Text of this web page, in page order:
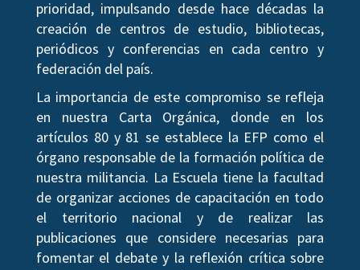
prioridad, impulsando desde hace décadas la
creación de centros de estudio, bibliotecas,
periódicos y conferencias en cada centro y
federación del país.
La importancia de este compromiso se refleja
en nuestra Carta Orgánica, donde en los
artículos 80 y 81 se establece la EFP como el
órgano responsable de la formación política de
nuestra militancia. La Escuela tiene la facultad
de organizar acciones de capacitación en todo
el territorio nacional y de realizar las
publicaciones que considere necesarias para
fomentar el debate y la reflexión crítica sobre